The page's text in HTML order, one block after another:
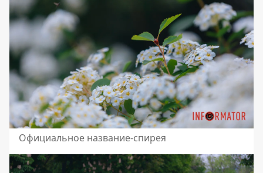
Официальное название-спирея